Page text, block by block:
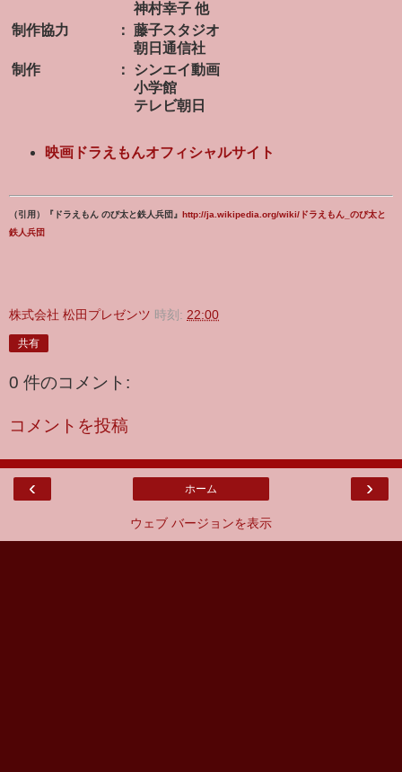
神村幸子 他
制作協力
： 藤子スタジオ
朝日通信社
制作
：
シンエイ動画
小学館
テレビ朝日
映画ドラえもんオフィシャルサイト
（引用）『ドラえもん のび太と鉄人兵団』 http://ja.wikipedia.org/wiki/ドラえもん_のび太と
鉄人兵団
株式会社 松田プレゼンツ 時刻: 22:00
共有
0 件のコメント:
コメントを投稿
‹ ›
ホーム
ウェブ バージョンを表示